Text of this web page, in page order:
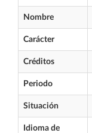
Nombre
Carácter
Créditos
Periodo
Situación
Idioma de